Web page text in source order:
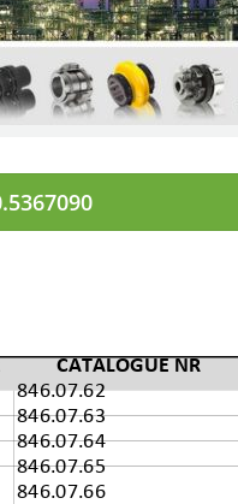
CATALOGUE NR
846.07.62
846.07.63
846.07.64
846.07.65
846.07.66